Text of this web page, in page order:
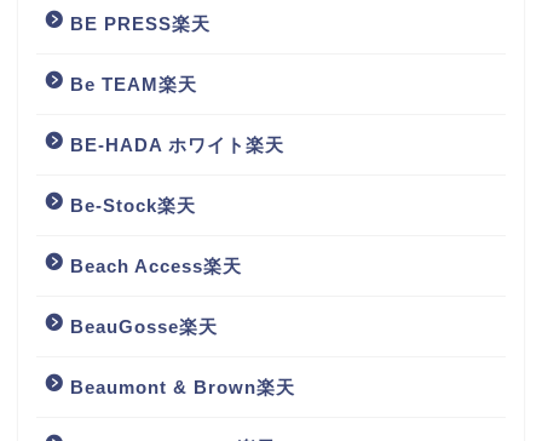
BE PRESS楽天
Be TEAM楽天
BE-HADA ホワイト楽天
Be-Stock楽天
Beach Access楽天
BeauGosse楽天
Beaumont & Brown楽天